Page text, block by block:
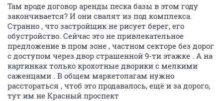
Там вроде договор аренды песка базы в этом году
закончивается? И они свалят из под комплекса.
Странно , что застройщик не рисует берег, его
обустройство. Сейчас это не привлекательное
предложение в пром зоне , частном секторе без дорог
с доступом через двор страшенной 9-ти этажке . А на
картинках только крохотные дворики с мелкими
саженцами . В общем маркетолагам нужно
расстораться , чтоб это продавалось, ещё и за дорого,
тут им не Красный проспект